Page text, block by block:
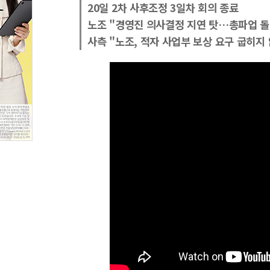
20일 2차 사후조정 3일차 회의 종료
노조 "경영진 의사결정 지연 탓…총파업
사측 "노조, 적자 사업부 보상 요구 굽히지